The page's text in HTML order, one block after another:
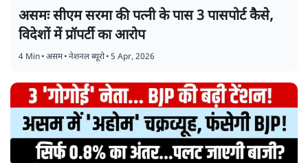
असमः सीएम सरमा की पत्नी के पास 3 पासपोर्ट कैसे,
विदेशों में प्रॉपर्टी का आरोप
4 Min•असम•नेशनल ब्यूरो•5 Apr, 2026